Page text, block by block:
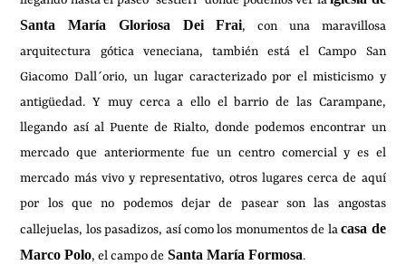
Santa María Gloriosa Dei Frai, con una maravillosa
arquitectura gótica veneciana, también está el Campo San
Giacomo Dall´orio, un lugar caracterizado por el misticismo y
antigüedad. Y muy cerca a ello el barrio de las Carampane,
llegando así al Puente de Rialto, donde podemos encontrar un
mercado que anteriormente fue un centro comercial y es el
mercado más vivo y representativo, otros lugares cerca de aquí
por los que no podemos dejar de pasear son las angostas
callejuelas, los pasadizos, así como los monumentos de lacasa de
Marco Polo, el campo de Santa María Formosa.